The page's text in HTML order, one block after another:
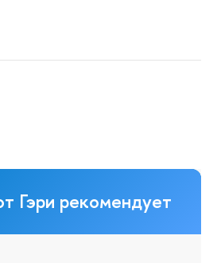
Гэри рекомендует